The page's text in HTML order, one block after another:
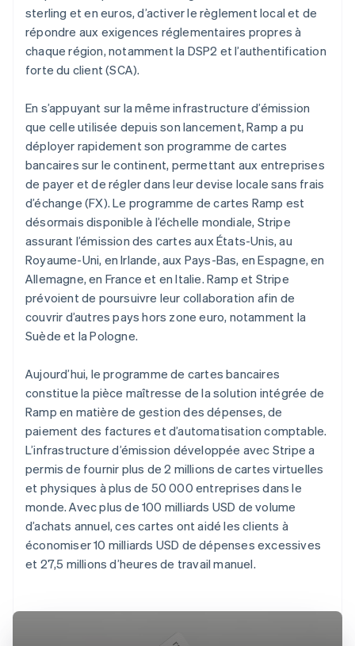
sterling et en euros, d’activer le règlement local et de
répondre aux exigences réglementaires propres à
chaque région, notamment la DSP2 et l’authentification
forte du client (SCA).
En s’appuyant sur la même infrastructure d’émission
que celle utilisée depuis son lancement, Ramp a pu
déployer rapidement son programme de cartes
bancaires sur le continent, permettant aux entreprises
de payer et de régler dans leur devise locale sans frais
d’échange (FX). Le programme de cartes Ramp est
désormais disponible à l’échelle mondiale, Stripe
assurant l’émission des cartes aux États-Unis, au
Royaume-Uni, en Irlande, aux Pays-Bas, en Espagne, en
Allemagne, en France et en Italie. Ramp et Stripe
prévoient de poursuivre leur collaboration afin de
couvrir d’autres pays hors zone euro, notamment la
Suède et la Pologne.
Aujourd’hui, le programme de cartes bancaires
constitue la pièce maîtresse de la solution intégrée de
Ramp en matière de gestion des dépenses, de
paiement des factures et d’automatisation comptable.
L’infrastructure d’émission développée avec Stripe a
permis de fournir plus de 2 millions de cartes virtuelles
et physiques à plus de 50 000 entreprises dans le
monde. Avec plus de 100 milliards USD de volume
d’achats annuel, ces cartes ont aidé les clients à
économiser 10 milliards USD de dépenses excessives
et 27,5 millions d’heures de travail manuel.